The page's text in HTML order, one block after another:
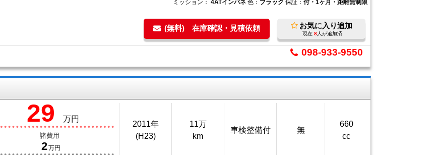
ミッション： 4ATインパネ 色： ブラック 保証： 付・1ヶ月・距離無制限
(無料) 在庫確認・見積依頼 お気に入り追加
現在 8人が追加済
098-933-9550
29 万円
諸費用
2万円
2011年
(H23)
11万
km
車検整備付 無
660
cc